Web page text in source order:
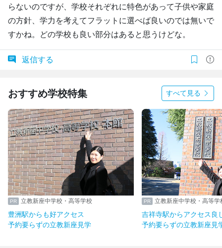
らないのですが、学校それぞれに特色があって子供や家庭
の方針、学力を考えてフラットに選べば良いのでは無いで
すかね。どの学校も良い部分はあると思うけどな。
返信する
おすすめ学校特集 すべて見る
立教新座中学校・高等学校
豊洲駅からも好アクセス
予約要らずの立教新座見学
立教新座中学校・高等学
吉祥寺駅からアクセス良
予約要らずの立教新座見